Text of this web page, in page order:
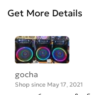
Get More Details
gocha
Shop since May 17, 2021